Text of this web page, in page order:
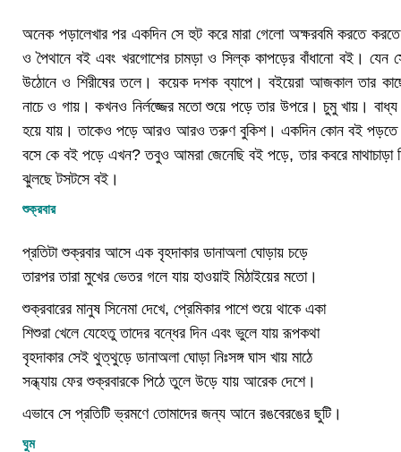
অনেক পড়ালেখার পর একদিন সে হুট করে মারা গেলো অক্ষরবমি করতে
ও পৈথানে বই এবং খরগোশের চামড়া ও সিল্ক কাপড়ের বাঁধানো বই।
উঠোনে ও শিরীষের তলে। কয়েক দশক ব্যাপে। বইয়েরা আজকাল তার
নাচে ও গায়। কখনও নির্লজ্জের মতো শুয়ে পড়ে তার উপরে। চুমু খায়।
হয়ে যায়। তাকেও পড়ে আরও আরও তরুণ বুকিশ। একদিন কোন বই পড়তে
বসে কে বই পড়ে এখন? তবুও আমরা জেনেছি বই পড়ে, তার কবরে মাথাচাড়া
ঝুলছে টসটসে বই।
শুক্রবার
প্রতিটা শুক্রবার আসে এক বৃহদাকার ডানাঅলা ঘোড়ায় চড়ে
তারপর তারা মুখের ভেতর গলে যায় হাওয়াই মিঠাইয়ের মতো।
শুক্রবারের মানুষ সিনেমা দেখে, প্রেমিকার পাশে শুয়ে থাকে একা
শিশুরা খেলে যেহেতু তাদের বন্ধের দিন এবং ভুলে যায় রূপকথা
বৃহদাকার সেই থুত্থুড়ে ডানাঅলা ঘোড়া নিঃসঙ্গ ঘাস খায় মাঠে
সন্ধ্যায় ফের শুক্রবারকে পিঠে তুলে উড়ে যায় আরেক দেশে।
এভাবে সে প্রতিটি ভ্রমণে তোমাদের জন্য আনে রঙবেরঙের ছুটি।
ঘুম